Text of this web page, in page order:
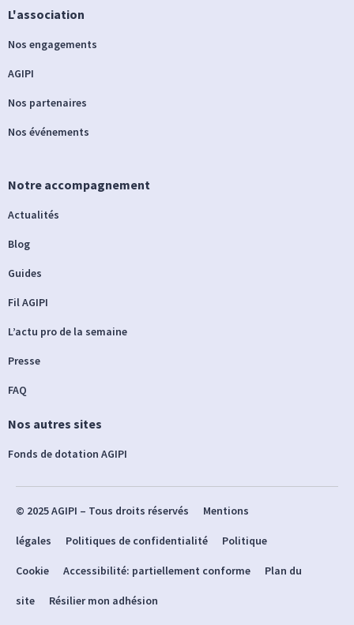
L'association
Nos engagements
AGIPI
Nos partenaires
Nos événements
Notre accompagnement
Actualités
Blog
Guides
Fil AGIPI
L’actu pro de la semaine
Presse
FAQ
Nos autres sites
Fonds de dotation AGIPI
© 2025 AGIPI – Tous droits réservés Mentions
légales Politiques de confidentialité Politique
Cookie Accessibilité: partiellement conforme Plan du
site Résilier mon adhésion